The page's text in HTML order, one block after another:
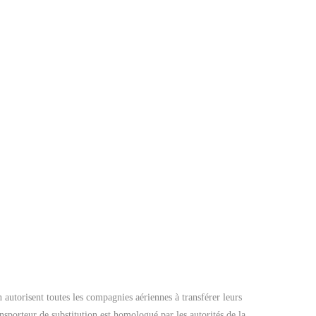
toutes les compagnies aériennes à transférer leurs